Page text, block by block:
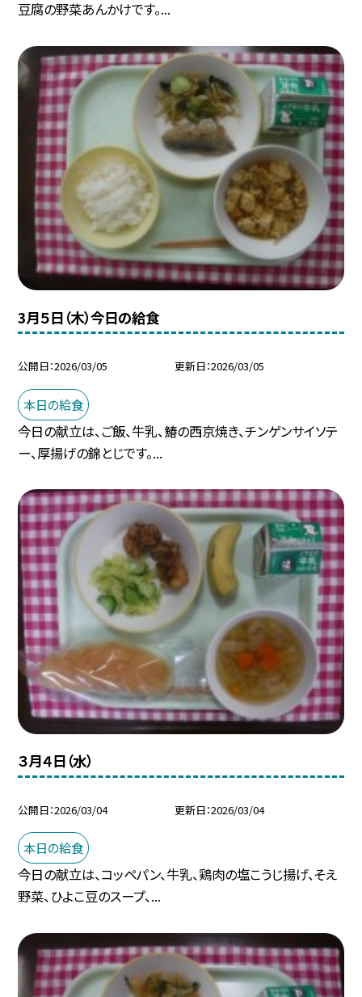
豆腐の野菜あんかけです。...
3月５日（木）今日の給食
公開日 2026/03/05 更新日 2026/03/05
本日の給食
今日の献立は、ご飯、牛乳、鰆の西京焼き、チンゲンサイソテ
ー、厚揚げの錦とじです。...
３月４日（水）
公開日 2026/03/04 更新日 2026/03/04
本日の給食
今日の献立は、コッペパン、牛乳、鶏肉の塩こうじ揚げ、そえ
野菜、ひよこ豆のスープ、...